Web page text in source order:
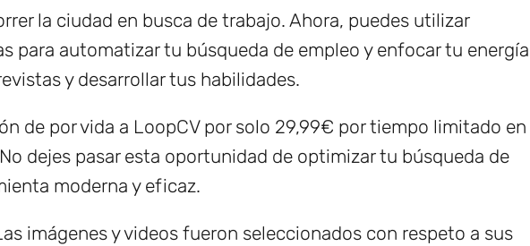
la ciudad en busca de trabajo. Ahora, puedes utilizar
para automatizar tu búsqueda de empleo y enfocar tu energía
y desarrollar tus habilidades.
de por vida a LoopCV por solo 29,99€ por tiempo limitado en
dejes pasar esta oportunidad de optimizar tu búsqueda de
moderna y eficaz.
imágenes y videos fueron seleccionados con respeto a sus